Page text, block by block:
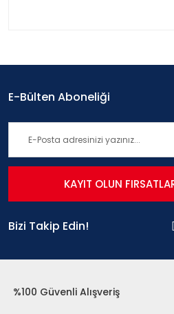
E-Bülten Aboneliği
KAYIT OLUN
Bizi Takip Edin!
%100 Güvenli Alışveriş